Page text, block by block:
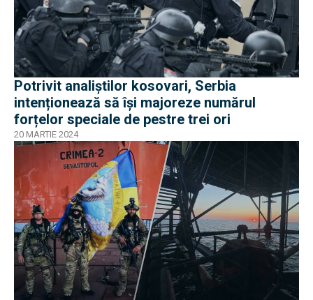
Potrivit analiștilor kosovari, Serbia
intenționează să își majoreze numărul
forțelor speciale de pestre trei ori
20 MARTIE 2024